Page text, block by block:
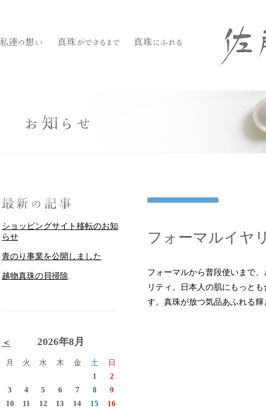
ショッピングサイト移転のお知
らせ
青のり事業を公開しました
越物真珠の貝掃除
2026年8月
月 火 水 木 金 土 日
＜
1
2
3
4 5 6 7 8
9
10
11 12 13 14 15
16
フォーマルイヤ
フォーマルから普段使いまで
リティ。日本人の肌にもっと
す。真珠が放つ気品あふれる